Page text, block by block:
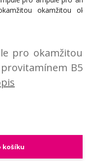
pro okamžitou
B5
košíku